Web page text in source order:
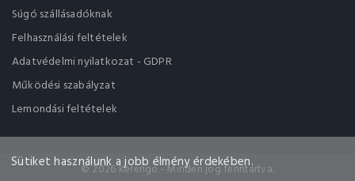
Súgó szállásadóknak
Felhasználási feltételek
Adatvédelmi nyilatkozat - GDPR
Működési szabályzat
Lemondási feltételek
© 2026 Kerengo - Minden jog fenntartva.
Sütiket használunk a jobb élmény érdekében.